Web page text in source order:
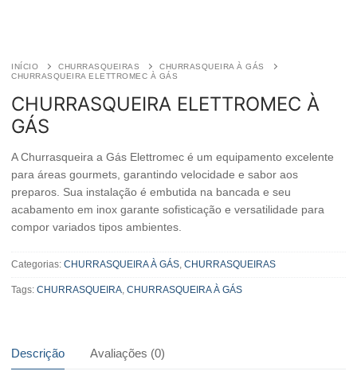
INÍCIO CHURRASQUEIRAS
CHURRASQUEIRA À GÁS
CHURRASQUEIRA ELETTROMEC À GÁS
CHURRASQUEIRA ELETTROMEC À
GÁS
A Churrasqueira a Gás Elettromec é um equipamento excelente
para áreas gourmets, garantindo velocidade e sabor aos
preparos. Sua instalação é embutida na bancada e seu
acabamento em inox garante sofisticação e versatilidade para
compor variados tipos ambientes.
Categorias: CHURRASQUEIRA À GÁS, CHURRASQUEIRAS
Tags: CHURRASQUEIRA, CHURRASQUEIRA À GÁS
Descrição Avaliações (0)